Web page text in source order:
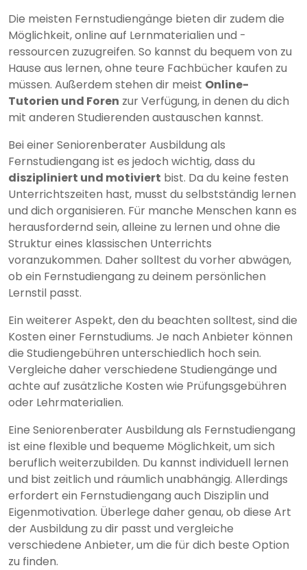
Die meisten Fernstudiengänge bieten dir zudem die
Möglichkeit, online auf Lernmaterialien und -
ressourcen zuzugreifen. So kannst du bequem von zu
Hause aus lernen, ohne teure Fachbücher kaufen zu
müssen. Außerdem stehen dir meist Online-
Tutorien und Foren zur Verfügung, in denen du dich
mit anderen Studierenden austauschen kannst.
Bei einer Seniorenberater Ausbildung als
Fernstudiengang ist es jedoch wichtig, dass du
diszipliniert und motiviert bist. Da du keine festen
Unterrichtszeiten hast, musst du selbstständig lernen
und dich organisieren. Für manche Menschen kann es
herausfordernd sein, alleine zu lernen und ohne die
Struktur eines klassischen Unterrichts
voranzukommen. Daher solltest du vorher abwägen,
ob ein Fernstudiengang zu deinem persönlichen
Lernstil passt.
Ein weiterer Aspekt, den du beachten solltest, sind die
Kosten einer Fernstudiums. Je nach Anbieter können
die Studiengebühren unterschiedlich hoch sein.
Vergleiche daher verschiedene Studiengänge und
achte auf zusätzliche Kosten wie Prüfungsgebühren
oder Lehrmaterialien.
Eine Seniorenberater Ausbildung als Fernstudiengang
ist eine flexible und bequeme Möglichkeit, um sich
beruflich weiterzubilden. Du kannst individuell lernen
und bist zeitlich und räumlich unabhängig. Allerdings
erfordert ein Fernstudiengang auch Disziplin und
Eigenmotivation. Überlege daher genau, ob diese Art
der Ausbildung zu dir passt und vergleiche
verschiedene Anbieter, um die für dich beste Option
zu finden.